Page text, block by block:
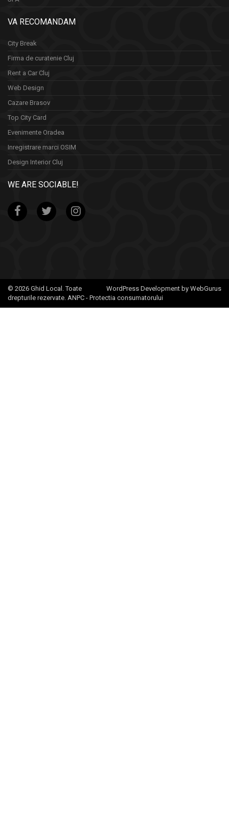
VA RECOMANDAM
City Break
Firma de curatenie Cluj
Rent a Car Cluj
Web Design
Cazare Brasov
Top City Card
Evenimente Oradea
Inregistrare marci OSIM
Design Interior Cluj
WE ARE SOCIABLE!
WordPress Development by WebGurus
© 2026 Ghid Local. Toate
drepturile rezervate. ANPC - Protectia consumatorului